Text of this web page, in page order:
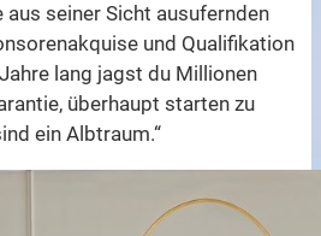
seiner Sicht ausufernden
und Qualifikation
lang jagst du Millionen
überhaupt starten zu
ein Albtraum.“